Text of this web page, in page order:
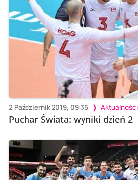
2 Październik 2019, 09:35 Aktualności
Puchar Świata: wyniki dzień 2